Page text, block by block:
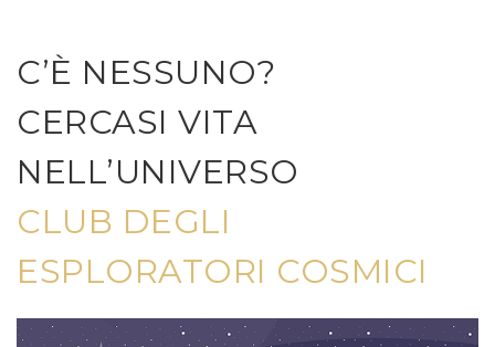
C’È NESSUNO?
CERCASI VITA
NELL’UNIVERSO
CLUB DEGLI
ESPLORATORI COSMICI